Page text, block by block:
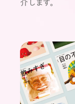
介します。